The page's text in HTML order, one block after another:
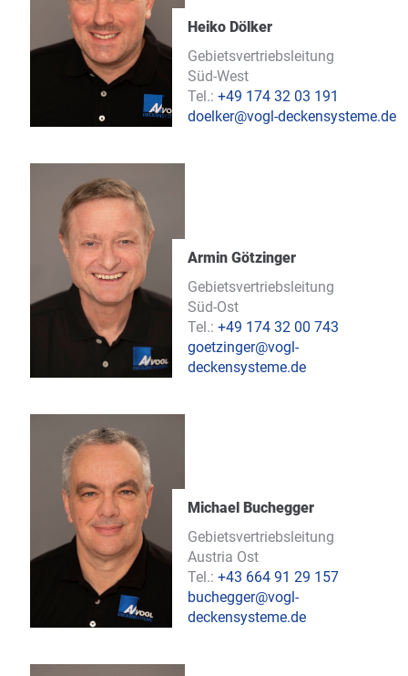
Heiko Dölker
Gebietsvertriebsleitung
Süd-West
Tel.:+49 174 32 03 191
doelker@vogl-deckensysteme.de
Armin Götzinger
Gebietsvertriebsleitung
Süd-Ost
Tel.:+49 174 32 00 743
goetzinger@vogl-
deckensysteme.de
Michael Buchegger
Gebietsvertriebsleitung
Austria Ost
Tel.:+43 664 91 29 157
buchegger@vogl-
deckensysteme.de